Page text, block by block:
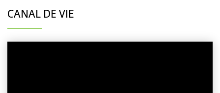
CANAL DE VIE